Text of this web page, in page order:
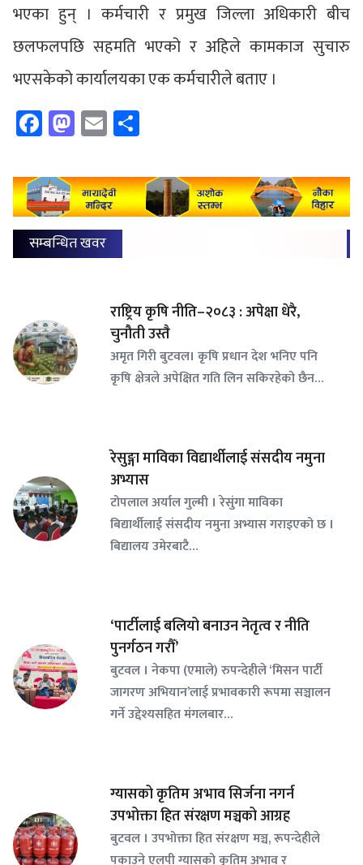
भएका हुन् । कर्मचारी र प्रमुख जिल्ला अधिकारी बीच
छलफलपछि सहमति भएको र अहिले कामकाज सुचारु
भएसकेको कार्यालयका एक कर्मचारीले बताए ।
Facebook
Mastodon
Email
सम्बन्धित खवर
राष्ट्रिय कृषि नीति–२०८३ : अपेक्षा धेरै,
चुनौती उस्तै
अमृत गिरी बुटवल। कृषि प्रधान देश भनिए पनि
कृषि क्षेत्रले अपेक्षित गति लिन सकिरहेको छैन…
रेसुङ्गा माविका विद्यार्थीलाई संसदीय नमुना
अभ्यास
टोपलाल अर्याल गुल्मी । रेसुंगा माविका
बिद्यार्थीलाई संसदीय नमुना अभ्यास गराइएको छ ।
बिद्यालय उमेरबाटै…
‘पार्टीलाई बलियो बनाउन नेतृत्व र नीति
पुनर्गठन गरौँ’
बुटवल । नेकपा (एमाले) रुपन्देहीले ‘मिसन पार्टी
जागरण अभियान’लाई प्रभावकारी रूपमा सञ्चालन
गर्ने उद्देश्यसहित मंगलबार…
ग्यासको कृतिम अभाव सिर्जना नगर्न
उपभोक्ता हित संरक्षण मञ्चको आग्रह
बुटवल । उपभोक्ता हित संरक्षण मञ्च, रूपन्देहीले
पकाउने एलपी ग्यासको कृतिम अभाव र